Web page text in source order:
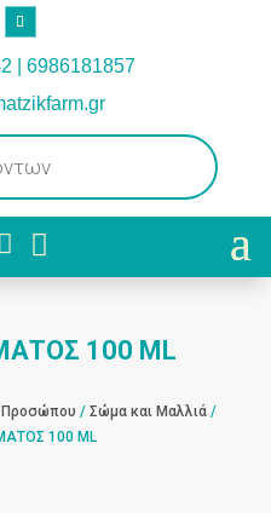
| 6986181857
 
100 ML
Προσώπου / Σώμα και Μαλλιά/
100 ML